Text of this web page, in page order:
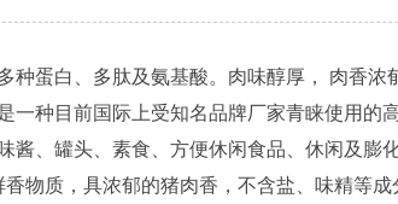
白、多肽及氨基酸。肉味醇厚， 肉香浓
种目前国际上受知名品牌厂家青睐使用的
罐头、素食、方便休闲食品、休闲及膨
物质，具浓郁的猪肉香，不含盐、味精等